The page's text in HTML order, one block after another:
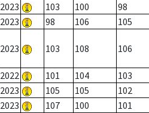
2023 103 100 98
2023 98 106 105
2023 103 108 106
2022 101 104 103
2023 105 105 102
2023 107 100 101